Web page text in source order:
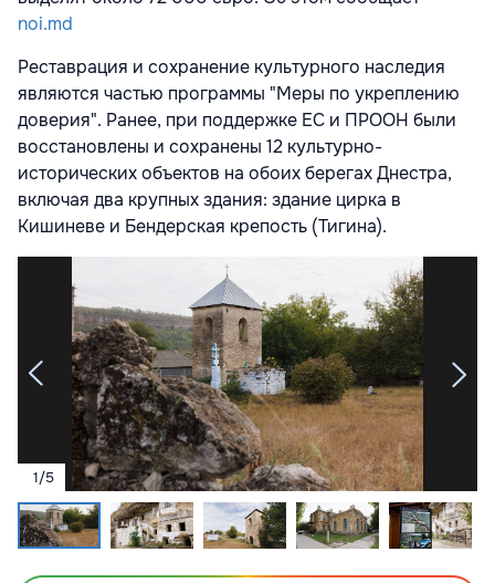
noi.md
Реставрация и сохранение культурного наследия
являются частью программы "Меры по укреплению
доверия". Ранее, при поддержке ЕС и ПРООН были
восстановлены и сохранены 12 культурно-
исторических объектов на обоих берегах Днестра,
включая два крупных здания: здание цирка в
Кишиневе и Бендерская крепость (Тигина).
1/5